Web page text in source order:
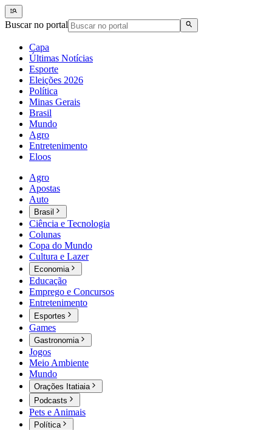
Buscar no portal
Capa
Últimas Notícias
Esporte
Eleições 2026
Política
Minas Gerais
Brasil
Mundo
Agro
Entretenimento
Eloos
Agro
Apostas
Auto
Brasil
Ciência e Tecnologia
Colunas
Copa do Mundo
Cultura e Lazer
Economia
Educação
Emprego e Concursos
Entretenimento
Esportes
Games
Gastronomia
Jogos
Meio Ambiente
Mundo
Orações Itatiaia
Podcasts
Pets e Animais
Política